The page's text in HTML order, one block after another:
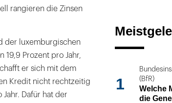
rangieren die Zinsen
der luxemburgischen
19,9 Prozent pro Jahr,
er sich mit dem
Kredit nicht rechtzeitig
Dafür hat der
1
(BfR)
Welche
die